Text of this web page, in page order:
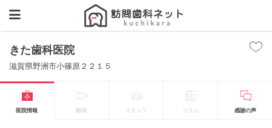
きた歯科医院
滋賀県野洲市小篠原２２１５
医院情報 動画 スタッフ コラム 感謝の声